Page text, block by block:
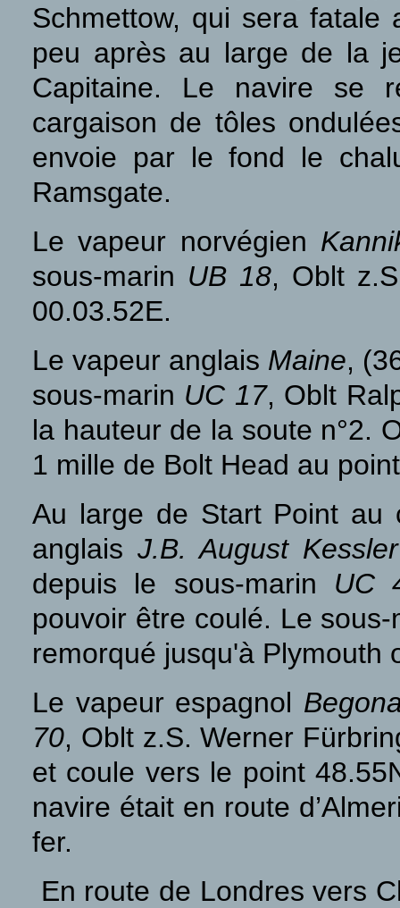
Schmettow, qui sera
peu après au large de la
Capitaine. Le navire se
cargaison de tôles
envoie par le fond le
Ramsgate.
Le vapeur norvégien
sous-marin UB 18, Oblt
00.03.52E.
Le vapeur anglais Maine,
sous-marin UC 17, Oblt
la hauteur de la soute n°2.
1 mille de Bolt Head au
Au large de Start Point au
anglais J.B. August Kessler
depuis le sous-marin UC
pouvoir être coulé. Le
remorqué jusqu'à Plymouth
Le vapeur espagnol
70, Oblt z.S. Werner
et coule vers le point
navire était en route
fer.
En route de Londres vers